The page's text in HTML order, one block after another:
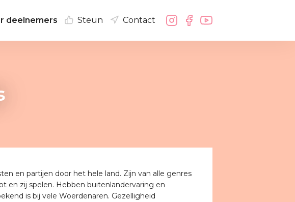
en partijen door het hele land. Zijn van alle genres
en zij spelen. Hebben buitenlandervaring en
is bij vele Woerdenaren. Gezelligheid
deelnemers Steun Contact